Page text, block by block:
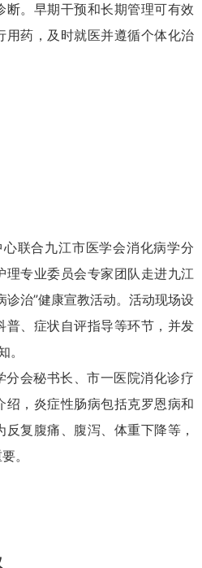
断。早期干预和长期管理可有效
用药，及时就医并遵循个体化治
联合九江市医学会消化病学分
理专业委员会专家团队走进九江
诊治”健康宣教活动。活动现场设
普、症状自评指导等环节，并发
。
分会秘书长、市一医院消化诊疗
绍，炎症性肠病包括克罗恩病和
复腹痛、腹泻、体重下降等，
。